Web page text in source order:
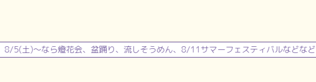
8/5(土)～なら燈花会、盆踊り、流しそうめん、8/11サマーフェスティバルなどな